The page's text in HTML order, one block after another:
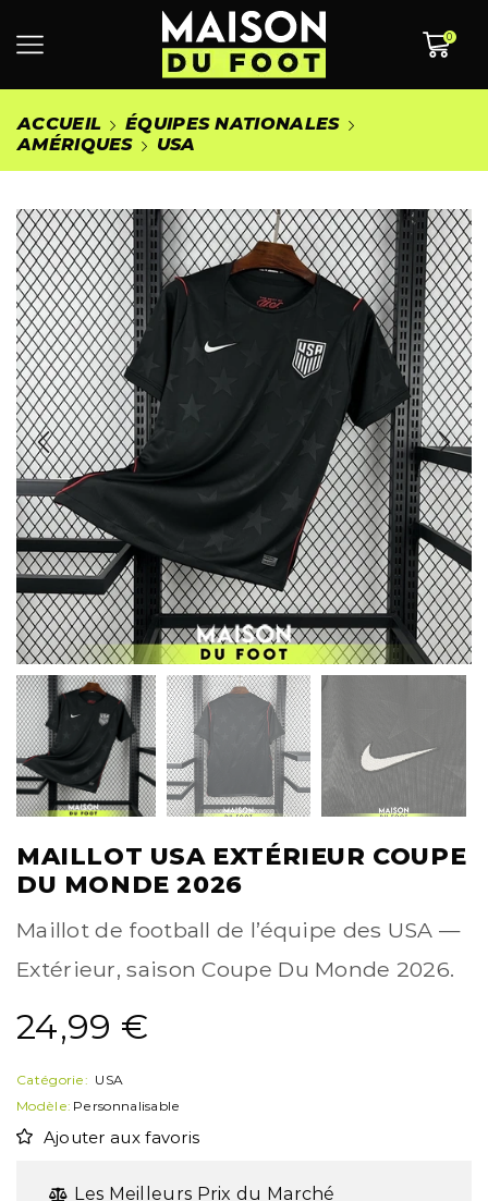
0
ACCUEIL
ÉQUIPES NATIONALES
AMÉRIQUES
USA
MAILLOT USA EXTÉRIEUR COUPE
DU MONDE 2026
Maillot de football de l’équipe des USA —
Extérieur, saison Coupe Du Monde 2026.
24,99 €
Catégorie: USA
Modèle: Personnalisable
Ajouter aux favoris
Les Meilleurs Prix du Marché